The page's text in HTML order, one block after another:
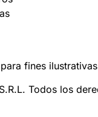
fines
Todos los